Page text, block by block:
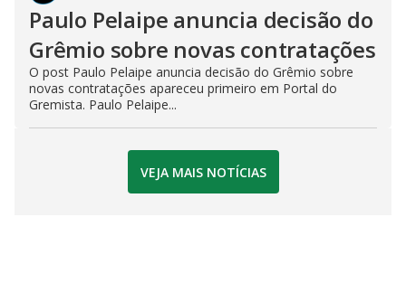
Paulo Pelaipe anuncia decisão do
Grêmio sobre novas contratações
O post Paulo Pelaipe anuncia decisão do Grêmio sobre
novas contratações apareceu primeiro em Portal do
Gremista. Paulo Pelaipe...
VEJA MAIS NOTÍCIAS